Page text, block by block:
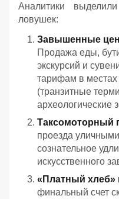
Аналитики
ловушек:
Завышенные
Продажа еды,
экскурсий и
тарифам в местах
(транзитные
археологические
Таксомоторный
проезда
сознательное
искусственного
«Платный хлеб»
финальный счет